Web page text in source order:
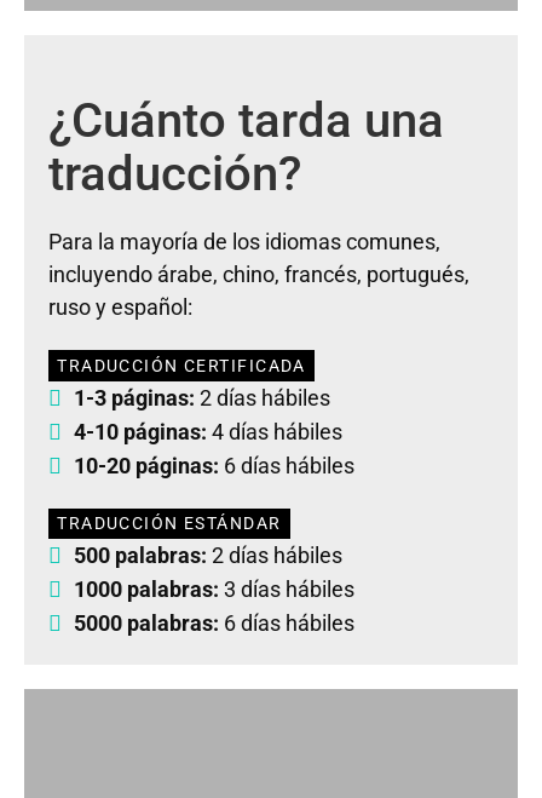
¿Cuánto tarda una
traducción?
Para la mayoría de los idiomas comunes,
incluyendo árabe, chino, francés, portugués,
ruso y español:
TRADUCCIÓN CERTIFICADA
1-3 páginas: 2 días hábiles
4-10 páginas: 4 días hábiles
10-20 páginas: 6 días hábiles
TRADUCCIÓN ESTÁNDAR
500 palabras: 2 días hábiles
1000 palabras: 3 días hábiles
5000 palabras: 6 días hábiles